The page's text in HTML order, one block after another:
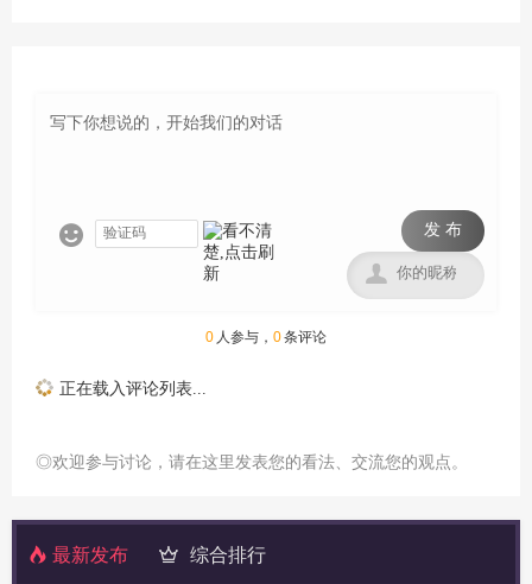
 发 布

0 人参与， 0条评论
正在载入评论列表...
◎欢迎参与讨论，请在这里发表您的看法、交流您的观点。
最新发布 综合排行